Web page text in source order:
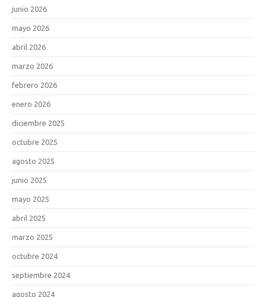
junio 2026
mayo 2026
abril 2026
marzo 2026
febrero 2026
enero 2026
diciembre 2025
octubre 2025
agosto 2025
junio 2025
mayo 2025
abril 2025
marzo 2025
octubre 2024
septiembre 2024
agosto 2024